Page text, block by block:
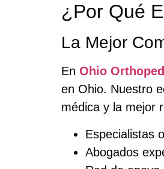
¿Por Qué
La Mejor
En Ohio
en Ohio. Nuestro
médica y la mejor
Especialistas
Abogados